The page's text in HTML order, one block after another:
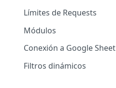
OAuth 2.0
Límites de Requests
Módulos
Conexión a Google Sheet
Filtros dinámicos